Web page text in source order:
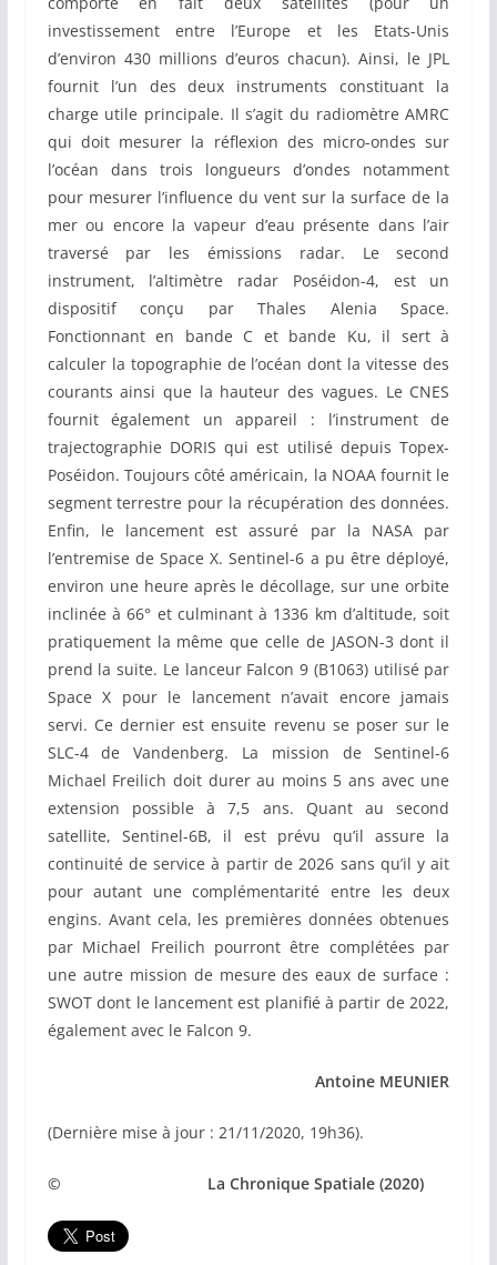
investissement entre l’Europe et les Etats-Unis
d’environ 430 millions d’euros chacun). Ainsi, le JPL
fournit l’un des deux instruments constituant la
charge utile principale. Il s’agit du radiomètre AMRC
qui doit mesurer la réflexion des micro-ondes sur
l’océan dans trois longueurs d’ondes notamment
pour mesurer l’influence du vent sur la surface de la
mer ou encore la vapeur d’eau présente dans l’air
traversé par les émissions radar. Le second
instrument, l’altimètre radar Poséidon-4, est un
dispositif conçu par Thales Alenia Space.
Fonctionnant en bande C et bande Ku, il sert à
calculer la topographie de l’océan dont la vitesse des
courants ainsi que la hauteur des vagues. Le CNES
fournit également un appareil : l’instrument de
trajectographie DORIS qui est utilisé depuis Topex-
Poséidon. Toujours côté américain, la NOAA fournit le
segment terrestre pour la récupération des données.
Enfin, le lancement est assuré par la NASA par
l’entremise de Space X. Sentinel-6 a pu être déployé,
environ une heure après le décollage, sur une orbite
inclinée à 66° et culminant à 1336 km d’altitude, soit
pratiquement la même que celle de JASON-3 dont il
prend la suite. Le lanceur Falcon 9 (B1063) utilisé par
Space X pour le lancement n’avait encore jamais
servi. Ce dernier est ensuite revenu se poser sur le
SLC-4 de Vandenberg. La mission de Sentinel-6
Michael Freilich doit durer au moins 5 ans avec une
extension possible à 7,5 ans. Quant au second
satellite, Sentinel-6B, il est prévu qu’il assure la
continuité de service à partir de 2026 sans qu’il y ait
pour autant une complémentarité entre les deux
engins. Avant cela, les premières données obtenues
par Michael Freilich pourront être complétées par
une autre mission de mesure des eaux de surface :
SWOT dont le lancement est planifié à partir de 2022,
également avec le Falcon 9.
Antoine MEUNIER
(Dernière mise à jour : 21/11/2020, 19h36).
© La Chronique Spatiale (2020)